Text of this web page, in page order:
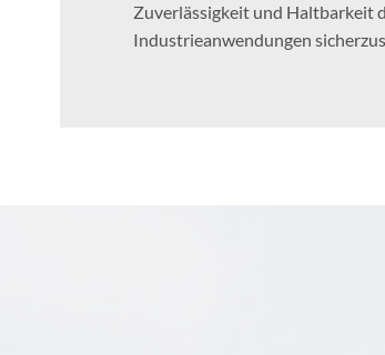
Zuverlässigkeit und Haltbarkeit
Industrieanwendungen